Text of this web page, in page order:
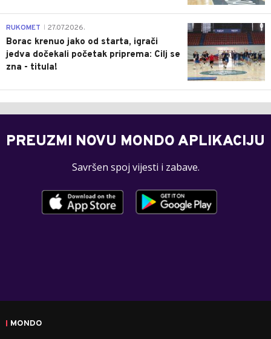
0
RUKOMET 27.07.2026.
Borac krenuo jako od starta, igrači
jedva dočekali početak priprema: Cilj se
zna - titula!
PREUZMI NOVU MONDO APLIKACIJU
Savršen spoj vijesti i zabave.
MONDO